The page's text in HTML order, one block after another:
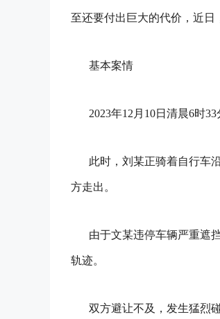
至还要付出巨大的代价，近日
基本案情
2023年12月10日清晨6时
此时，刘某正骑着自行车
方走出。
由于文某违停车辆严重遮
轨迹。
双方避让不及，发生猛烈